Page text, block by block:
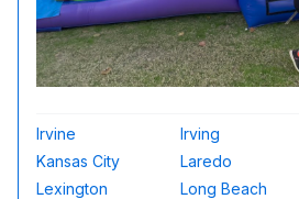
Irvine Irving
Kansas City
Laredo
Lexington
Long Beach